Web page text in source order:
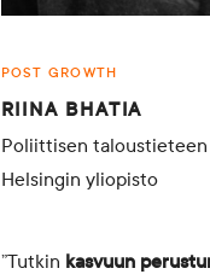
POST GROWTH
RIINA BHATIA
Poliittisen
Helsingin yliopisto
”Tutkin kasvuun